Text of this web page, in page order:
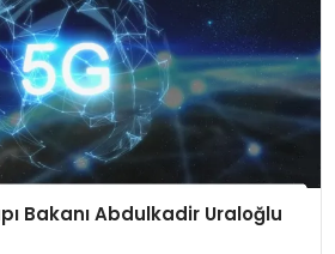
Bakanı Abdulkadir Uraloğlu